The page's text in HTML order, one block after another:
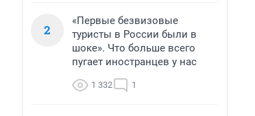
2
«Первые безвизовые
туристы в России были в
шоке». Что больше всего
пугает иностранцев у нас
1 332 1